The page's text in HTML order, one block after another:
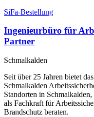
SiFa-Bestellung
Ingenieurbüro für
Partner
Schmalkalden
Seit über 25 Jahren bietet
Schmalkalden
Standorten in
als Fachkraft für
Brandschutz beraten.